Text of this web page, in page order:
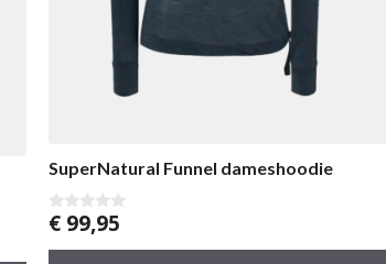
SuperNatural Funnel dameshoodie
0
v
a
€ 99,95